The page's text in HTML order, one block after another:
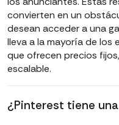
convierten en un
desean acceder a una
lleva a la mayoría de los
que ofrecen precios
escalable.
¿Pinterest tiene una